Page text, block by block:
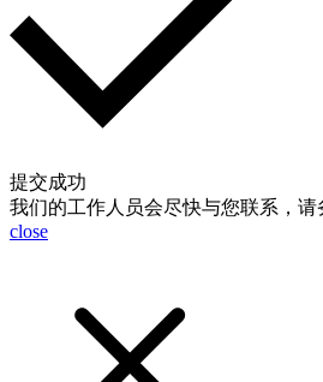
提交成功
我们的工作人员会尽快与您联系，请
close